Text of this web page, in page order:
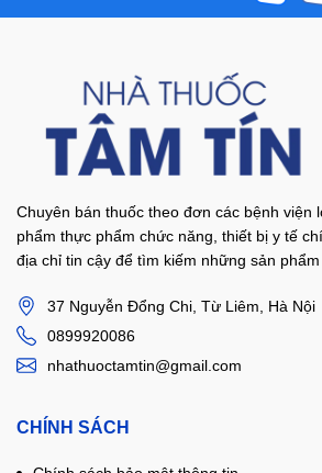
Chuyên bán thuốc theo đơn các bệnh viện
phẩm thực phẩm chức năng, thiết bị y tế
địa chỉ tin cậy để tìm kiếm những sản
37 Nguyễn Đổng Chi, Từ Liêm, Hà Nội
0899920086
nhathuoctamtin@gmail.com
CHÍNH SÁCH